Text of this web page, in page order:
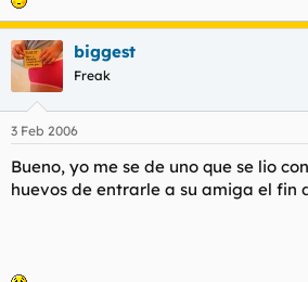
biggest
Freak
3 Feb 2006
Bueno, yo me se de uno que se lio
huevos de entrarle a su amiga el fin